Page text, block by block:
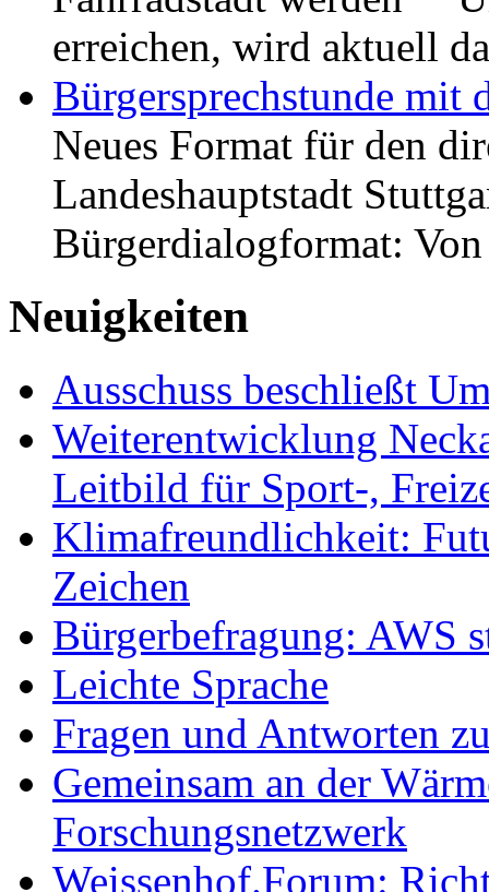
erreichen, wird aktuell
Bürgersprechstunde mit
Neues Format für den
Landeshauptstadt
Bürgerdialogformat:
Neuigkeiten
Ausschuss beschließt
Weiterentwicklung
Leitbild für Sport-,
Klimafreundlichkeit:
Zeichen
Bürgerbefragung: AWS
Leichte Sprache
Fragen und Antworten
Gemeinsam an der
Forschungsnetzwerk
Weissenhof.Forum: